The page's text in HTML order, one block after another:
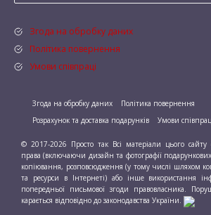
Згода на обробку даних
Політика повернення
Умови співпраці
Згода на обробку даних
Політика повернення
Розрахунок та доставка подарунків
Умови
© 2017-2026 Просто так Всі матеріали цього сайту
права (включаючи дизайн та фотографії подарункових
копіювання, розповсюдження (у тому числі шляхом
та ресурси в Інтернеті) або інше використання
попередньої письмової згоди правовласника.
карається відповідно до законодавства України.